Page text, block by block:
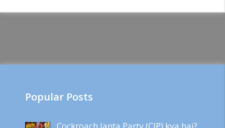
Popular Posts
Cockroach Janta Party (CJP) kya hai?